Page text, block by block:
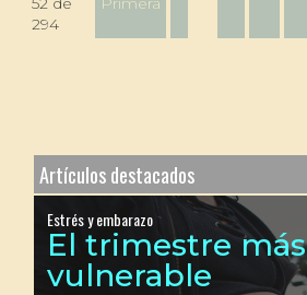
294
Artículos destacados
Estrés y embarazo
El trimestre más
vulnerable